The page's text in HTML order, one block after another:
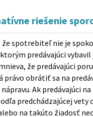
riešenie
že spotrebiteľ nie je
predávajúci
že predávajúci
právo obrátiť sa na
Ak predávajúci
predchádzajúcej vety
na takúto žiadosť